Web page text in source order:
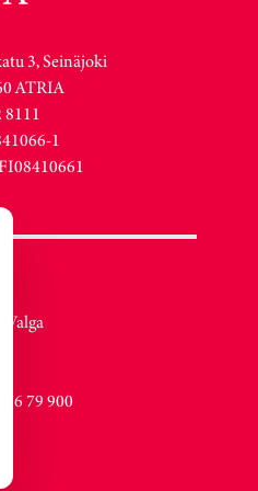
3, Seinäjoki
ATRIA
8111
1
Valga
76 79 900